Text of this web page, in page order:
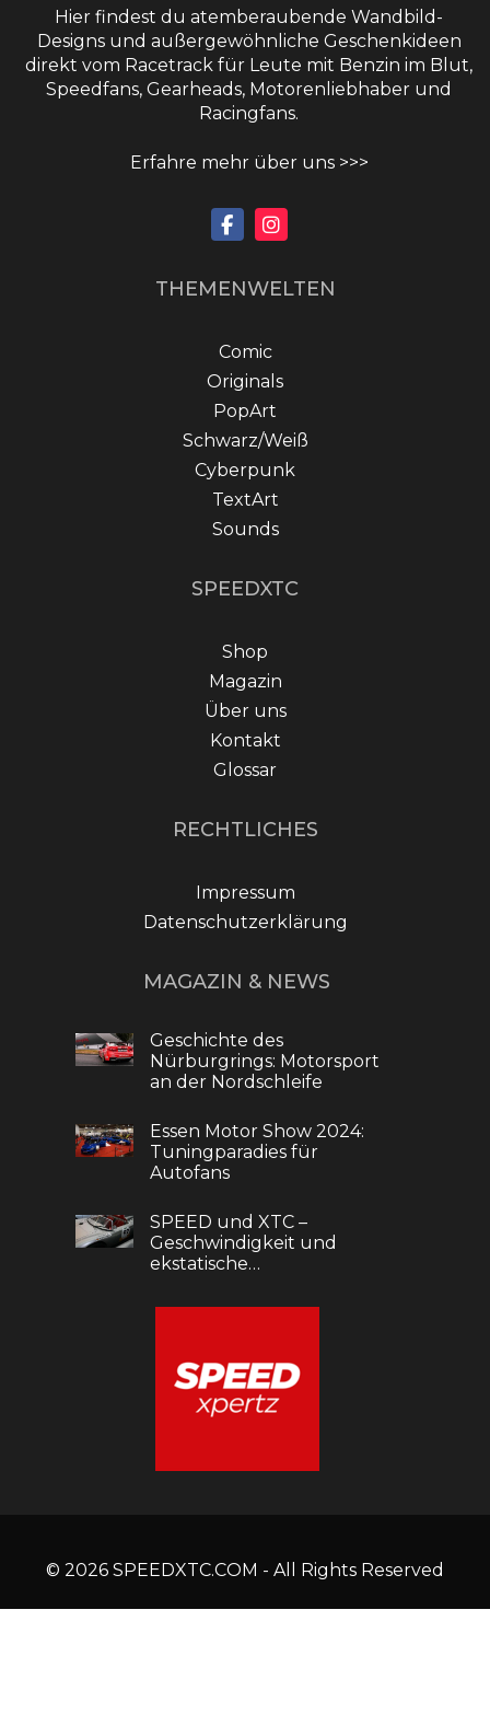
Hier findest du atemberaubende Wandbild-
Designs und außergewöhnliche Geschenkideen
direkt vom Racetrack für Leute mit Benzin im Blut,
Speedfans, Gearheads, Motorenliebhaber und
Racingfans.
Erfahre mehr über uns >>>
THEMENWELTEN
Comic
Originals
PopArt
Schwarz/Weiß
Cyberpunk
TextArt
Sounds
SPEEDXTC
Shop
Magazin
Über uns
Kontakt
Glossar
RECHTLICHES
Impressum
Datenschutzerklärung
MAGAZIN & NEWS
Geschichte des
Nürburgrings: Motorsport
an der Nordschleife
Essen Motor Show 2024:
Tuningparadies für
Autofans
SPEED und XTC –
Geschwindigkeit und
ekstatische…
© 2026 SPEEDXTC.COM - All Rights Reserved